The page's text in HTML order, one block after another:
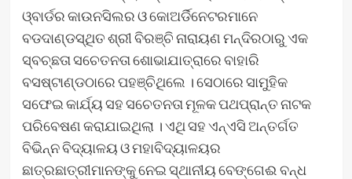
ଓ୍ବାର୍ଡର କାଉନସିଲର ଓ କୋଅର୍ଡିନେଟରମାନେ
ବଡଦାଣ୍ଡସ୍ଥିତ ଶ୍ରୀ ବିରଞ୍ଚି ନାରାୟଣ ମନ୍ଦିରଠାରୁ ଏକ
ସ୍ବଚ୍ଛତା ସଚେତନତା ଶୋଭାଯାତ୍ରାରେ ବାହାରି
ବସଷ୍ଟାଣ୍ଡଠାରେ ପହଞ୍ଚିଥିଲେ । ସେଠାରେ ସାମୁହିକ
ସଫେଇ କାର୍ଯ୍ୟ ସହ ସଚେତନତା ମୂଳକ ପଥପ୍ରାନ୍ତ ନାଟକ
ପରିବେଷଣ କରାଯାଇଥିଲା । ଏଥି ସହ ଏନ୍ଏସି ଅନ୍ତର୍ଗତ
ବିଭିନ୍ନ ବିଦ୍ୟାଳୟ ଓ ମହାବିଦ୍ୟାଳୟର
ଛାତ୍ରଛାତ୍ରୀମାନଙ୍କୁ ନେଇ ସ୍ଥାନୀୟ ବେଙ୍ଗେଈ ବନ୍ଧ